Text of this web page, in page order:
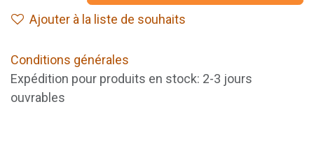
Ajouter à la liste de souhaits
Conditions générales
Expédition pour produits en stock: 2-3 jours
ouvrables